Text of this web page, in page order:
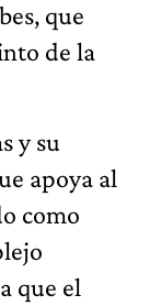
que
de la
y su
apoya al
como
que el